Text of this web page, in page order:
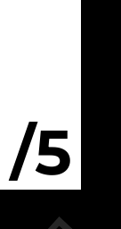
/5